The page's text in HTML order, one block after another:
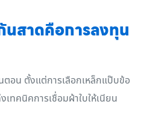
นสาดคือการลงทุน
ตอน ตั้งแต่การเลือกเหล็กแป๊บข้อ
ทคนิคการเชื่อมผ้าใบให้เนียน